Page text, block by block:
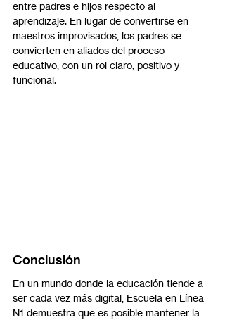
entre padres e hijos respecto al
aprendizaje. En lugar de convertirse en
maestros improvisados, los padres se
convierten en aliados del proceso
educativo, con un rol claro, positivo y
funcional.
Conclusión
En un mundo donde la educación tiende a
ser cada vez más digital, Escuela en Línea
N1 demuestra que es posible mantener la